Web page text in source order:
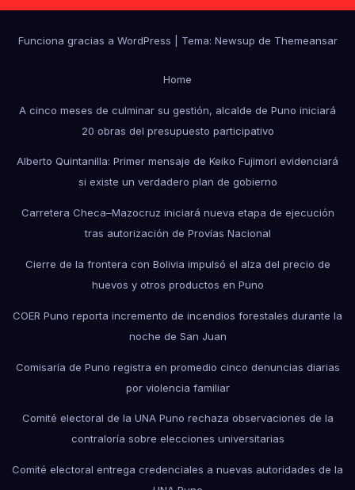
Funciona gracias a WordPress Tema: Newsup de Themeansar
Home
A cinco meses de culminar su gestión, alcalde de Puno iniciará
20 obras del presupuesto participativo
Alberto Quintanilla: Primer mensaje de Keiko Fujimori evidenciará
si existe un verdadero plan de gobierno
Carretera Checa–Mazocruz iniciará nueva etapa de ejecución
tras autorización de Provías Nacional
Cierre de la frontera con Bolivia impulsó el alza del precio de
huevos y otros productos en Puno
COER Puno reporta incremento de incendios forestales durante la
noche de San Juan
Comisaría de Puno registra en promedio cinco denuncias diarias
por violencia familiar
Comité electoral de la UNA Puno rechaza observaciones de la
contraloría sobre elecciones universitarias
Comité electoral entrega credenciales a nuevas autoridades de la